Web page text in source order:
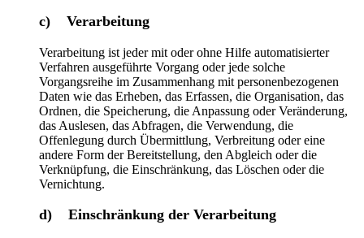
c) Verarbeitung
Verarbeitung ist jeder mit oder ohne Hilfe automatisierter
Verfahren ausgeführte Vorgang oder jede solche
Vorgangsreihe im Zusammenhang mit personenbezogenen
Daten wie das Erheben, das Erfassen, die Organisation, das
Ordnen, die Speicherung, die Anpassung oder Veränderung,
das Auslesen, das Abfragen, die Verwendung, die
Offenlegung durch Übermittlung, Verbreitung oder eine
andere Form der Bereitstellung, den Abgleich oder die
Verknüpfung, die Einschränkung, das Löschen oder die
Vernichtung.
d) Einschränkung der Verarbeitung